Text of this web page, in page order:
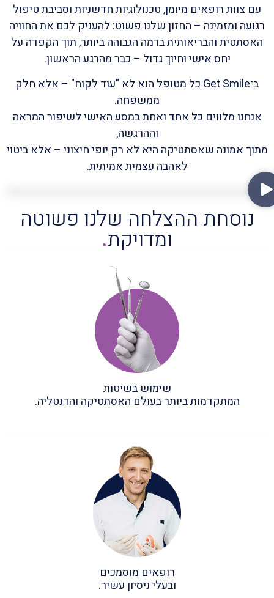
עם צוות רופאים מיומן, טכנולוגיות חדשניות וסביבת טיפול
רגועה ומזמינה – החזון שלנו פשוט: להעניק לכם את החוויה
האסתטית והבריאותית ברמה הגבוהה ביותר,תוך הקפדה על
יחס אישי וחיוך גדול – כבר מהרגע הראשון.
ב־Get Smile כל מטופל הוא לא "עוד לקוח" – אלא חלק
ממשפחה.
אנחנו מלווים כל אחד ואחת במסע האישי לשיפור המראה
וההרגשה,
מתוך אמונה שאסתטיקה היא לא רק יופי חיצוני – אלא ביטוי
לאהבה עצמית אמיתית.
נוסחת ההצלחה שלנו פשוטה
ומדויקת.
שימוש בשיטות
המתקדמות ביותר בעולם האסתטיקה והדנטליה.
רופאים מוסמכים
ובעלי ניסיון עשיר.